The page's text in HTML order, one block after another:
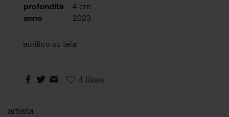
profondità 4 cm
anno 2023
acrilico su tela
4 likes
artista